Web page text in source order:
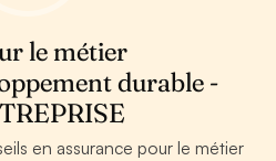
le métier
durable -
en assurance pour le métier